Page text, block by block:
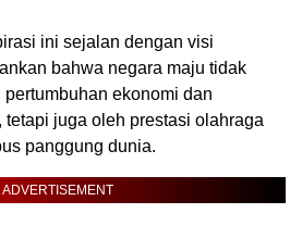
ini sejalan dengan visi
bahwa negara maju tidak
ekonomi dan
tetapi juga oleh prestasi olahraga
panggung dunia.
ADVERTISEMENT